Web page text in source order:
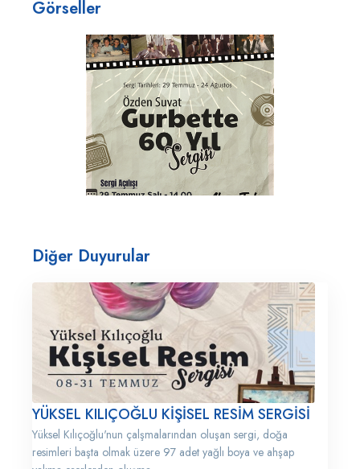
Görseller
Diğer Duyurular
YÜKSEL KILIÇOĞLU KİŞİSEL RESİM SERGİSİ
Yüksel Kılıçoğlu'nun çalşmalarından oluşan sergi, doğa
resimleri başta olmak üzere 97 adet yağlı boya ve ahşap